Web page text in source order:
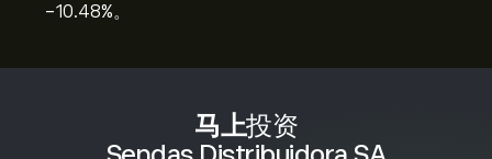
马上投资
‎-10.48‎%。